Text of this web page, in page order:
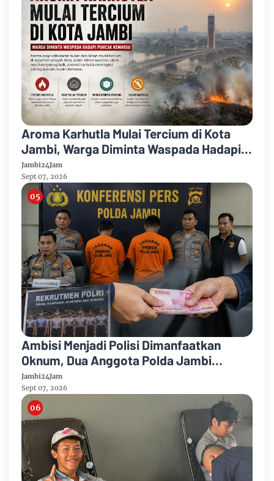
Aroma Karhutla Mulai Tercium di Kota
Jambi, Warga Diminta Waspada Hadapi
Puncak Kemarau
Jambi24Jam
Sept 07, 2026
Ambisi Menjadi Polisi Dimanfaatkan
Oknum, Dua Anggota Polda Jambi
Diduga Tipu Calon Bintara dengan Janji
Kelulusan
Jambi24Jam
Sept 07, 2026